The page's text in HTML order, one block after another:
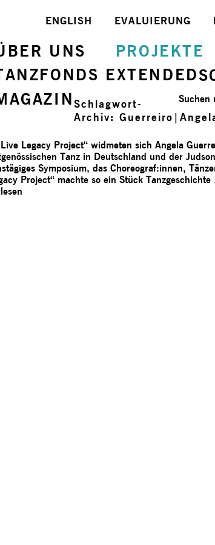
EVALUIERUNG
ENGLISH
UNS
PROJEKTE
EXTENDED
Suchen
Schlagwort-
Archiv:
Legacy Project“ widmeten sich Angela
Tanz in Deutschland und der
Symposium, das Choreograf:innen,
Project“ machte so ein Stück